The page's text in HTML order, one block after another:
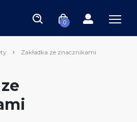
0
Zakładka ze znacznikami